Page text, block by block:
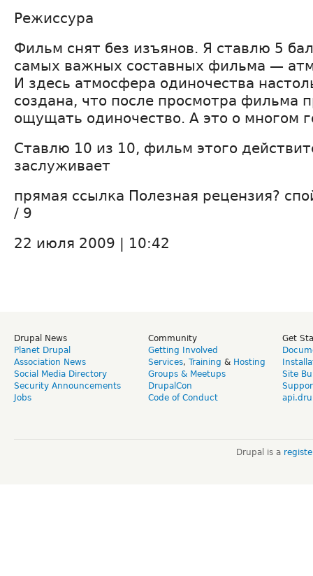
Режиссура
Фильм снят без изъянов. Я ставлю 5
самых важных составных фильма —
И здесь атмосфера одиночества
создана, что после просмотра фильма
ощущать одиночество. А это о многом
Ставлю 10 из 10, фильм этого
заслуживает
прямая ссылка Полезная рецензия?
/ 9
22 июля 2009 | 10:42
Drupal News
Planet Drupal
Association News
Social Media Directory
Security Announcements
Jobs
Community
Getting Involved
Services, Training & Hosting
Groups & Meetups
DrupalCon
Code of Conduct
Get
Site
Drupal is a